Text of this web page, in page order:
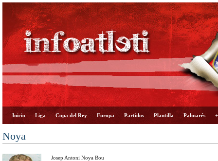
Inicio Liga Copa del Rey Europa Partidos Plantilla Palmarés
Noya
Josep Antoni Noya Bou